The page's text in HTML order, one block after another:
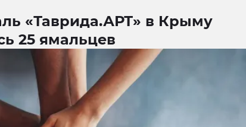
«Таврида.АРТ» в Крыму
25 ямальцев